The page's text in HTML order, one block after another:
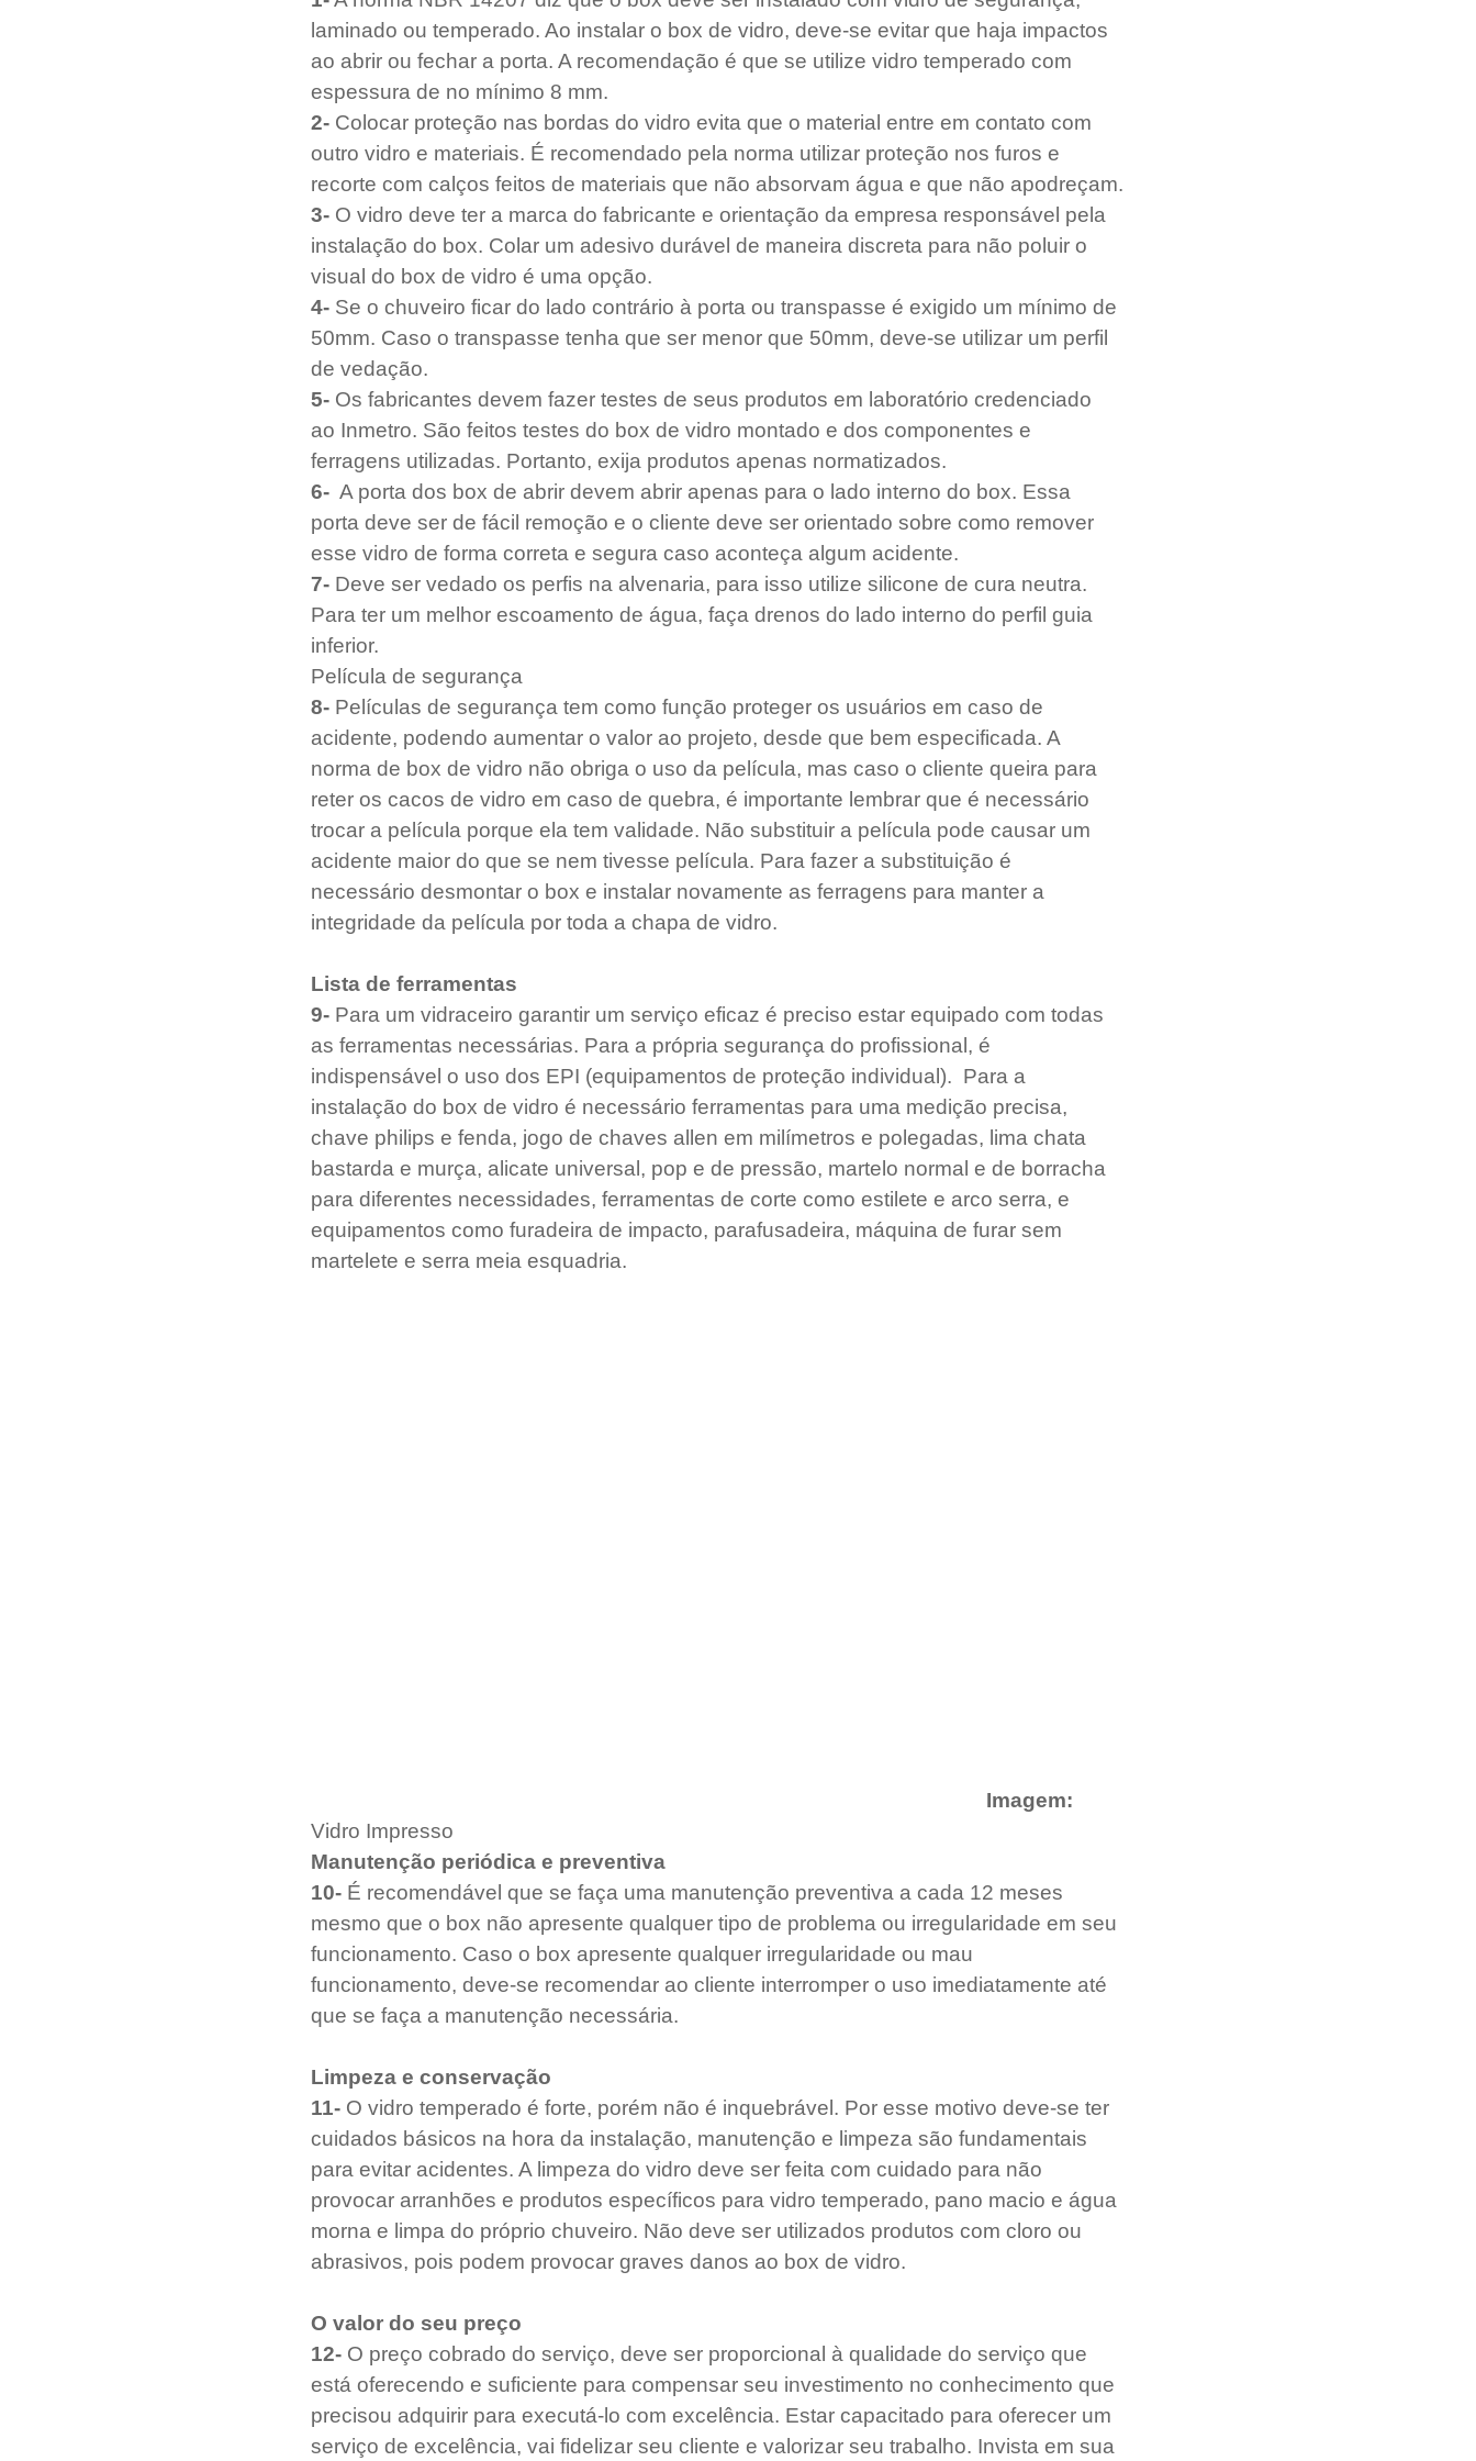
laminado ou temperado. Ao instalar o box de vidro, deve-se evitar que haja impactos
ao abrir ou fechar a porta. A recomendação é que se utilize vidro temperado com
espessura de no mínimo 8 mm.
2- Colocar proteção nas bordas do vidro evita que o material entre em contato com
outro vidro e materiais. É recomendado pela norma utilizar proteção nos furos e
recorte com calços feitos de materiais que não absorvam água e que não apodreçam.
3- O vidro deve ter a marca do fabricante e orientação da empresa responsável pela
instalação do box. Colar um adesivo durável de maneira discreta para não poluir o
visual do box de vidro é uma opção.
4- Se o chuveiro ficar do lado contrário à porta ou transpasse é exigido um mínimo de
50mm. Caso o transpasse tenha que ser menor que 50mm, deve-se utilizar um perfil
de vedação.
5- Os fabricantes devem fazer testes de seus produtos em laboratório credenciado
ao Inmetro. São feitos testes do box de vidro montado e dos componentes e
ferragens utilizadas. Portanto, exija produtos apenas normatizados.
6-
  A porta dos box de abrir devem abrir apenas para o lado interno do box. Essa
porta deve ser de fácil remoção e o cliente deve ser orientado sobre como remover
esse vidro de forma correta e segura caso aconteça algum acidente.
7- Deve ser vedado os perfis na alvenaria, para isso utilize silicone de cura neutra.
Para ter um melhor escoamento de água, faça drenos do lado interno do perfil guia
inferior.
Película de segurança
8- Películas de segurança tem como função proteger os usuários em caso de
acidente, podendo aumentar o valor ao projeto, desde que bem especificada. A
norma de box de vidro não obriga o uso da película, mas caso o cliente queira para
reter os cacos de vidro em caso de quebra, é importante lembrar que é necessário
trocar a película porque ela tem validade. Não substituir a película pode causar um
acidente maior do que se nem tivesse película. Para fazer a substituição é
necessário desmontar o box e instalar novamente as ferragens para manter a
integridade da película por toda a chapa de vidro.
Lista de ferramentas
9- Para um vidraceiro garantir um serviço eficaz é preciso estar equipado com todas
as ferramentas necessárias. Para a própria segurança do profissional, é
indispensável o uso dos EPI (equipamentos de proteção individual).  Para a
instalação do box de vidro é necessário ferramentas para uma medição precisa,
chave philips e fenda, jogo de chaves allen em milímetros e polegadas, lima chata
bastarda e murça, alicate universal, pop e de pressão, martelo normal e de borracha
para diferentes necessidades, ferramentas de corte como estilete e arco serra, e
equipamentos como furadeira de impacto, parafusadeira, máquina de furar sem
martelete e serra meia esquadria.
                                                                                                                           Imagem:
Vidro Impresso
Manutenção periódica e preventiva
10- É recomendável que se faça uma manutenção preventiva a cada 12 meses
mesmo que o box não apresente qualquer tipo de problema ou irregularidade em seu
funcionamento. Caso o box apresente qualquer irregularidade ou mau
funcionamento, deve-se recomendar ao cliente interromper o uso imediatamente até
que se faça a manutenção necessária.
Limpeza e conservação
11- O vidro temperado é forte, porém não é inquebrável. Por esse motivo deve-se ter
cuidados básicos na hora da instalação, manutenção e limpeza são fundamentais
para evitar acidentes. A limpeza do vidro deve ser feita com cuidado para não
provocar arranhões e produtos específicos para vidro temperado, pano macio e água
morna e limpa do próprio chuveiro. Não deve ser utilizados produtos com cloro ou
abrasivos, pois podem provocar graves danos ao box de vidro.
O valor do seu preço
12- O preço cobrado do serviço, deve ser proporcional à qualidade do serviço que
está oferecendo e suficiente para compensar seu investimento no conhecimento que
precisou adquirir para executá-lo com excelência. Estar capacitado para oferecer um
serviço de excelência, vai fidelizar seu cliente e valorizar seu trabalho. Invista em sua